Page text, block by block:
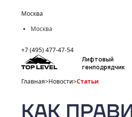
Москва
Москва
+7 (495) 477-47-54
Лифтовый
генподрядчик
Главная>Новости>Статьи